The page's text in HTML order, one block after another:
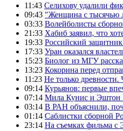
11:43 Селихову удалили
09:43 "Женщина с тысячью
03:33 Волейболисты
21:33 Хабиб заявил, что
19:33 Российский
17:33 Уран оказался
15:23 Биолог из МГУ
13:23 Кокорина перед
11:23 Не только
09:14 Курьянов: первые
07:14 Мила Кунис и Эштон
03:14 В РАН объяснили,
01:14 Саблистки сборной
23:14 На съемках фильма